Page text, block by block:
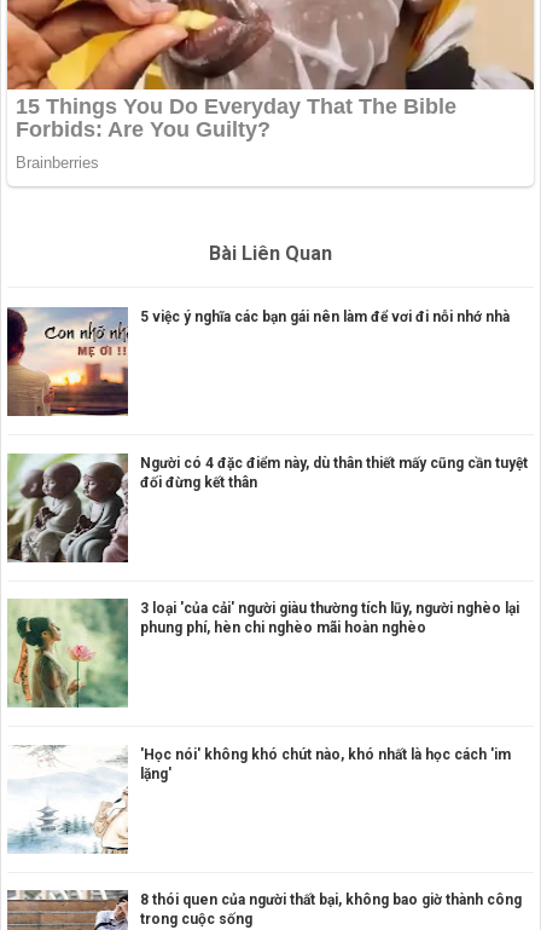
Bài Liên Quan
5 việc ý nghĩa các bạn gái nên làm để vơi đi nỗi nhớ nhà
Người có 4 đặc điểm này, dù thân thiết mấy cũng cần tuyệt
đối đừng kết thân
3 loại 'của cải' người giàu thường tích lũy, người nghèo lại
phung phí, hèn chi nghèo mãi hoàn nghèo
'Học nói' không khó chút nào, khó nhất là học cách 'im
lặng'
8 thói quen của người thất bại, không bao giờ thành công
trong cuộc sống